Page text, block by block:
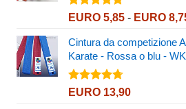
Valutato
EURO5,85 - EURO
Cintura da competizione
Karate - Rossa o blu -
Valutato
EURO13,90